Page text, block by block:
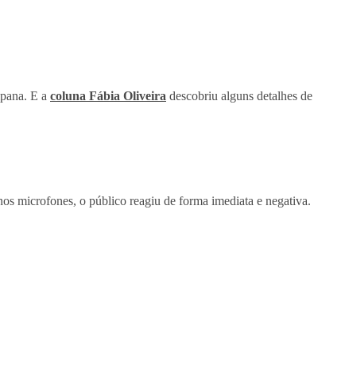
E a coluna Fábia Oliveira descobriu alguns detalhes de
microfones, o público reagiu de forma imediata e negativa.